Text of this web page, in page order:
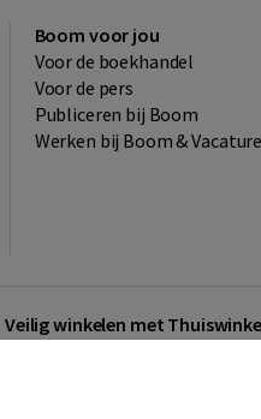
Boom voor jou
Voor de boekhandel
Voor de pers
Publiceren bij Boom
Werken bij Boom &
Veilig winkelen met